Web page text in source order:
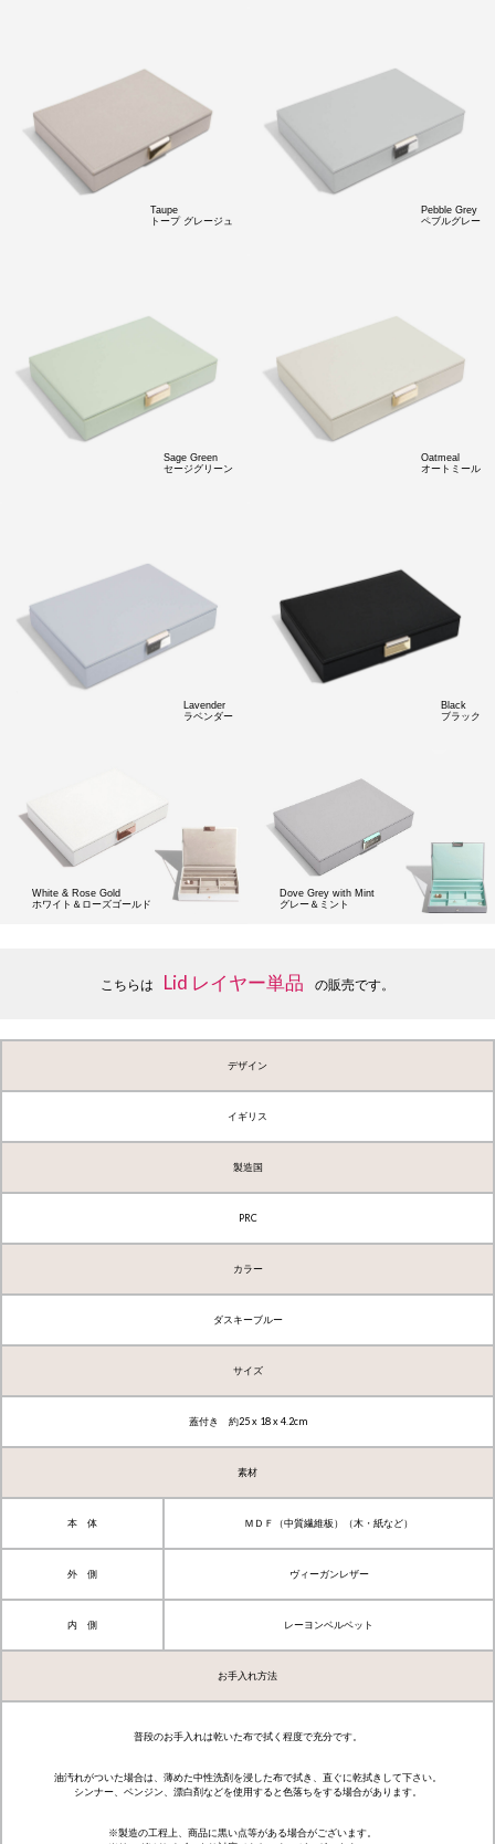
Taupe
トープ グレージュ
Pebble Grey
ペブルグレー
Sage Green
セージグリーン
Oatmeal
オートミール
Lavender
ラベンダー
Black
ブラック
White & Rose Gold
ホワイト＆ローズゴールド
Dove Grey with Mint
グレー＆ミント
こちらは Lid レイヤー単品 の販売です。
デザイン
イギリス
製造国
PRC
カラー
ダスキーブルー
サイズ
蓋付き 約25 x 18 x 4.2cm
素材
本 体 ＭＤＦ（中質繊維板）（木・紙など）
外 側 ヴィーガンレザー
内 側 レーヨンベルベット
お手入れ方法
普段のお手入れは乾いた布で拭く程度で充分です。
油汚れがついた場合は、薄めた中性洗剤を浸した布で拭き、直ぐに乾拭きして下さい。
シンナー、ベンジン、漂白剤などを使用すると色落ちをする場合があります。
※製造の工程上、商品に黒い点等がある場合がございます。